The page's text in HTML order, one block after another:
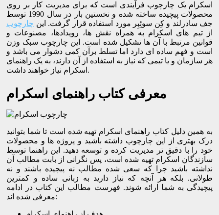
اسکرام یک چارچوب فرآیندی است که برای مدیریت کار بر روی
محصولات پیچیده ساخته شده و نخستین بار در سال 1990 توسط
جف سادرلند و کِن سوئِبِر مورد استفاده قرار گرفت. این چارچوب
از تیم های اسکرام به همراه نقش ها، رویدادها، مصنوعات و
قوانین مرتبط با آن ها تشکیل شده است. این چارچوب سبک وزن
است و فهم ساده ای دارد اما تسلط برآن کمی دشوار می باشد و
هر سازمان و یا تیمی که نیاز به استفاده از آن دارند، به یک راهنمای
اسکرام نیاز خواهند داشت.
معرفی کتاب راهنمای اسکرام
به همین دلیل کتاب راهنمای اسکرام تهیه شده است تا شما بتوانید
درک بهتری از این چارچوب داشته باشید و پروژه ها و محصولات
خود را با دقیق تر مدیریت کرده و توسعه دهید. این راهنما توسط
سازندگان اسکرام تهیه شده است، پس نگرانی از بابت مطالب آن
نداشته باشید چرا که سعی شده مطالب نه پیچیده باشند و نه
طولانی. بلکه هر آنچه که نیاز دارید به زبانی ساده و کمترین
پیچیدگی به شما ارائه شوند. فهرست مطالب این کتاب در ادامه
معرفی شده اند: